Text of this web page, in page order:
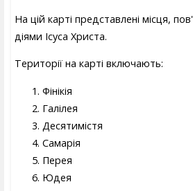
На цій карті представлені місця,
діями Ісуса Христа.
Території на карті включають:
Фінікія
Галілея
Десятимістя
Самарія
Перея
Юдея